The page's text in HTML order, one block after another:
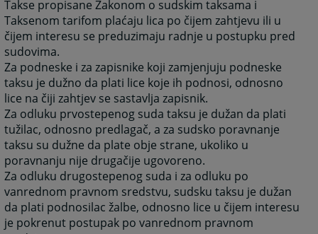
Takse propisane Zakonom o sudskim taksama i
Taksenom tarifom plaćaju lica po čijem zahtjevu ili u
čijem interesu se preduzimaju radnje u postupku pred
sudovima.
Za podneske i za zapisnike koji zamjenjuju podneske
taksu je dužno da plati lice koje ih podnosi, odnosno
lice na čiji zahtjev se sastavlja zapisnik.
Za odluku prvostepenog suda taksu je dužan da plati
tužilac, odnosno predlagač, a za sudsko poravnanje
taksu su dužne da plate obje strane, ukoliko u
poravnanju nije drugačije ugovoreno.
Za odluku drugostepenog suda i za odluku po
vanrednom pravnom sredstvu, sudsku taksu je dužan
da plati podnosilac žalbe, odnosno lice u čijem interesu
je pokrenut postupak po vanrednom pravnom